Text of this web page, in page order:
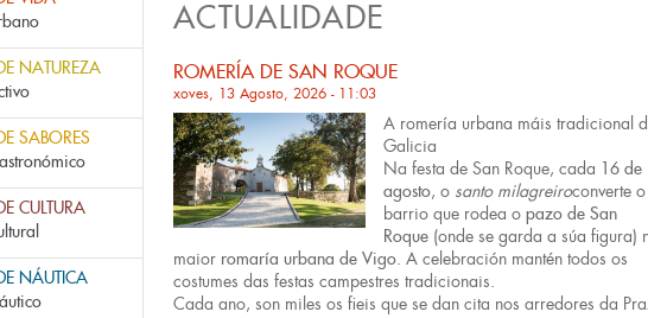
NATUREZA
SABORES
CULTURA
NÁUTICA
ACTUALIDADE
ROMERÍA DE SAN ROQUE
xoves, 13 Agosto, 2026 - 11:03
A romería urbana máis tradicional
Galicia
Na festa de San Roque, cada 16 de
agosto, o santo milagreiroconverte o
barrio que rodea o pazo de San
Roque (onde se garda a súa figura)
maior romaría urbana de Vigo. A celebración mantén todos os
costumes das festas campestres tradicionais.
Cada ano, son miles os fieis que se dan cita nos arredores da